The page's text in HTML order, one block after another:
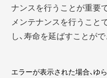
ナンスを行うことが重要
メンテナンスを行うこと
し、寿命を延ばすことがで
エラーが表示された場合、ゆ